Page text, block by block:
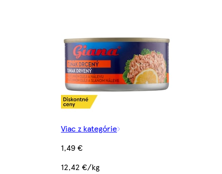
Viac z kategórie
1,49 €
12,42 €/kg